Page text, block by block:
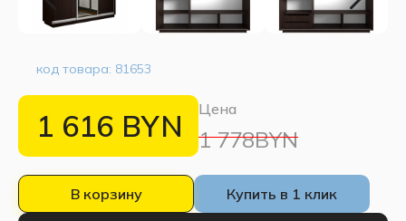
код товара: 81653
1 616 BYN Цена
1 778BYN
В корзину Купить в 1 клик